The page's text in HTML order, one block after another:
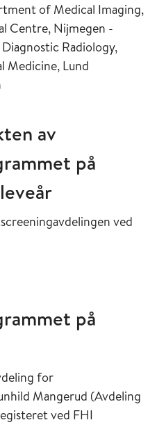
of Medical Imaging,
Centre, Nijmegen -
Radiology,
Medicine, Lund
av
på
ved
på
for
Mangerud (Avdeling
ved FHI